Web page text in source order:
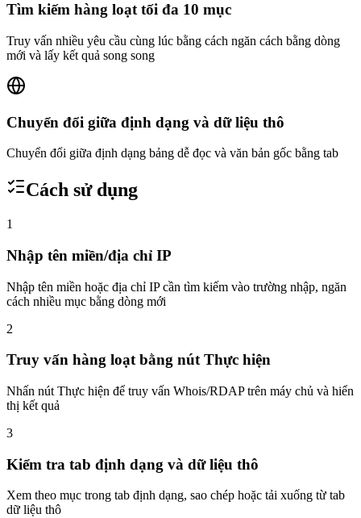
Tìm kiếm hàng loạt tối đa 10 mục
Truy vấn nhiều yêu cầu cùng lúc bằng cách ngăn cách bằng dòng
mới và lấy kết quả song song
Chuyển đổi giữa định dạng và dữ liệu thô
Chuyển đổi giữa định dạng bảng dễ đọc và văn bản gốc bằng tab
Cách sử dụng
1
Nhập tên miền/địa chỉ IP
Nhập tên miền hoặc địa chỉ IP cần tìm kiếm vào trường nhập, ngăn
cách nhiều mục bằng dòng mới
2
Truy vấn hàng loạt bằng nút Thực hiện
Nhấn nút Thực hiện để truy vấn Whois/RDAP trên máy chủ và hiển
thị kết quả
3
Kiểm tra tab định dạng và dữ liệu thô
Xem theo mục trong tab định dạng, sao chép hoặc tải xuống từ tab
dữ liệu thô